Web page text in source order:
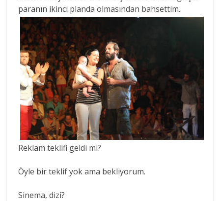
paranın ikinci planda olmasından bahsettim.
Reklam teklifi geldi mi?
Öyle bir teklif yok ama bekliyorum.
Sinema, dizi?